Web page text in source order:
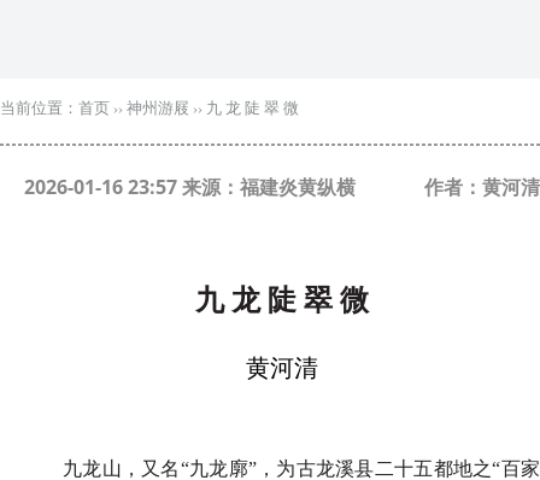
当前位置： 首页 ›› 神州游屐 ›› 九 龙 陡 翠 微
2026-01-16 23:57 来源：福建炎黄纵横 作者：黄河清
九 龙 陡 翠 微
黄河清
九龙山，又名“九龙廓”，为古龙溪县二十五都地之“百家